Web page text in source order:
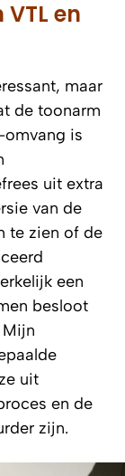
en
maar
de toonarm
is
uit extra
van de
te zien of de
een
besloot
uit
en de
zijn.